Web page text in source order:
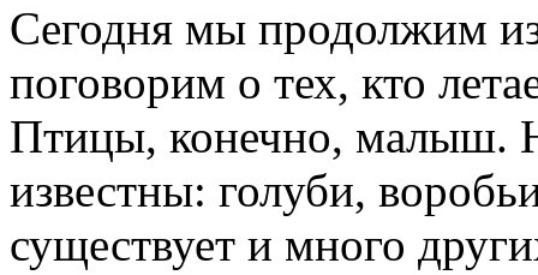
Сегодня мы продолжим
поговорим о тех, кто
Птицы, конечно, малыш.
известны: голуби,
существует и много